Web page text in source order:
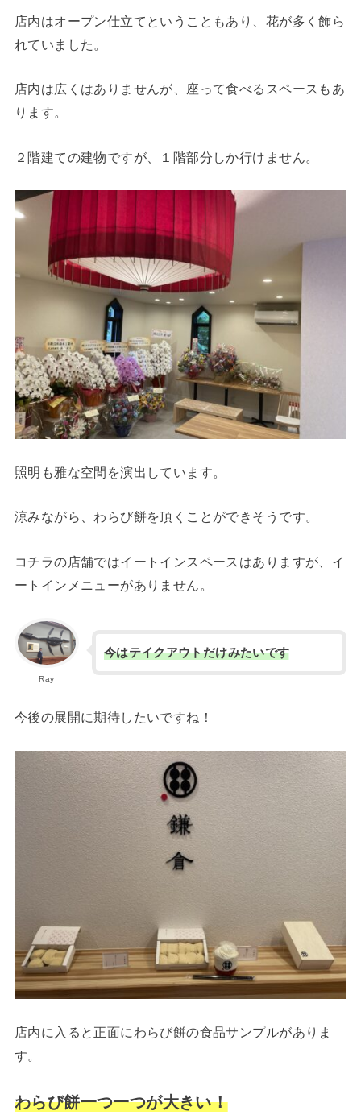
店内はオープン仕立てということもあり、花が多く飾ら
れていました。
店内は広くはありませんが、座って食べるスペースもあ
ります。
２階建ての建物ですが、１階部分しか行けません。
照明も雅な空間を演出しています。
涼みながら、わらび餅を頂くことができそうです。
コチラの店舗ではイートインスペースはありますが、イ
ートインメニューがありません。
Ray
今はテイクアウトだけみたいです
今後の展開に期待したいですね！
店内に入ると正面にわらび餅の食品サンプルがありま
す。
わらび餅一つ一つが大きい！